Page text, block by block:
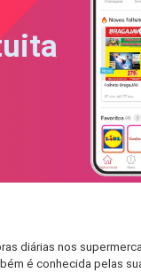
diárias nos
é conhecida pelas